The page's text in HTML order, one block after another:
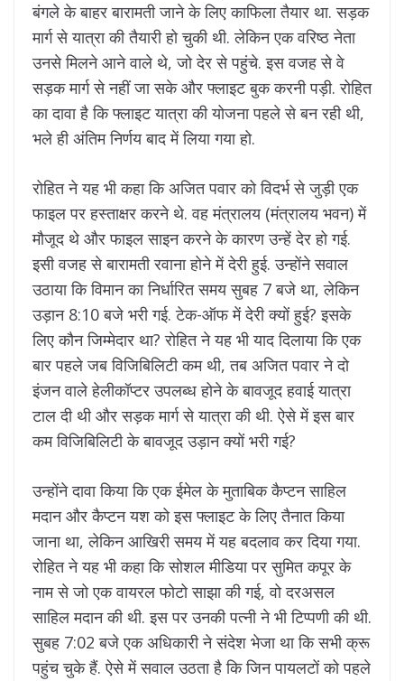
बंगले के बाहर बारामती जाने के लिए काफिला तैयार था. सड़क
मार्ग से यात्रा की तैयारी हो चुकी थी. लेकिन एक वरिष्ठ नेता
उनसे मिलने आने वाले थे, जो देर से पहुंचे. इस वजह से वे
सड़क मार्ग से नहीं जा सके और फ्लाइट बुक करनी पड़ी. रोहित
का दावा है कि फ्लाइट यात्रा की योजना पहले से बन रही थी,
भले ही अंतिम निर्णय बाद में लिया गया हो.
रोहित ने यह भी कहा कि अजित पवार को विदर्भ से जुड़ी एक
फाइल पर हस्ताक्षर करने थे. वह मंत्रालय (मंत्रालय भवन) में
मौजूद थे और फाइल साइन करने के कारण उन्हें देर हो गई.
इसी वजह से बारामती रवाना होने में देरी हुई. उन्होंने सवाल
उठाया कि विमान का निर्धारित समय सुबह 7 बजे था, लेकिन
उड़ान 8:10 बजे भरी गई. टेक-ऑफ में देरी क्यों हुई? इसके
लिए कौन जिम्मेदार था? रोहित ने यह भी याद दिलाया कि एक
बार पहले जब विजिबिलिटी कम थी, तब अजित पवार ने दो
इंजन वाले हेलीकॉप्टर उपलब्ध होने के बावजूद हवाई यात्रा
टाल दी थी और सड़क मार्ग से यात्रा की थी. ऐसे में इस बार
कम विजिबिलिटी के बावजूद उड़ान क्यों भरी गई?
उन्होंने दावा किया कि एक ईमेल के मुताबिक कैप्टन साहिल
मदान और कैप्टन यश को इस फ्लाइट के लिए तैनात किया
जाना था, लेकिन आखिरी समय में यह बदलाव कर दिया गया.
रोहित ने यह भी कहा कि सोशल मीडिया पर सुमित कपूर के
नाम से जो एक वायरल फोटो साझा की गई, वो दरअसल
साहिल मदान की थी. इस पर उनकी पत्नी ने भी टिप्पणी की थी.
सुबह 7:02 बजे एक अधिकारी ने संदेश भेजा था कि सभी क्रू
पहुंच चुके हैं. ऐसे में सवाल उठता है कि जिन पायलटों को पहले